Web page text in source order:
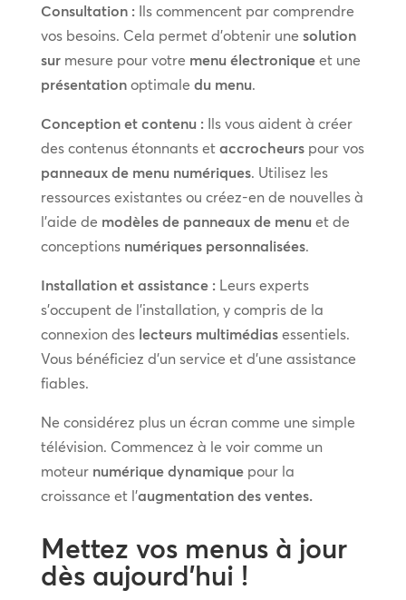
Consultation :Ils commencent par comprendre
vos besoins. Cela permet d’obtenir une solution
surmesure pour votre menu électroniqueet une
présentationoptimale du menu.
Conception et contenu :Ils vous aident à créer
des contenus étonnants et accrocheurspour vos
panneaux de menu numériques. Utilisez les
ressources existantes ou créez-en de nouvelles à
l’aide de modèles de panneaux de menu et de
conceptions numériques personnalisées.
Installation et assistance :Leurs experts
s’occupent de l’installation, y compris de la
connexion des lecteurs multimédiasessentiels.
Vous bénéficiez d’un service et d’une assistance
fiables.
Ne considérez plus un écran comme une simple
télévision. Commencez à le voir comme un
moteur numérique dynamiquepour la
croissance et l’augmentation des ventes.
Mettez vos menus à jour
dès aujourd’hui !